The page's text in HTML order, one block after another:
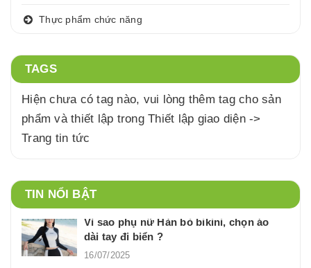
Thực phẩm chức năng
TAGS
Hiện chưa có tag nào, vui lòng thêm tag cho sản
phẩm và thiết lập trong Thiết lập giao diện ->
Trang tin tức
TIN NỔI BẬT
Vì sao phụ nữ Hàn bỏ bikini, chọn áo
dài tay đi biển ?
16/07/2025